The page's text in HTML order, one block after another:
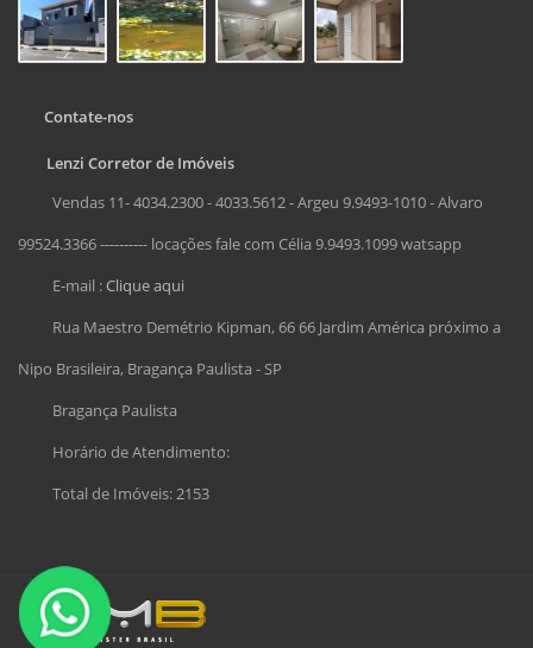
Contate-nos
Lenzi Corretor de Imóveis
Vendas 11- 4034.2300 - 4033.5612 - Argeu 9.9493-1010 - Alvaro
99524.3366 ---------- locações fale com Célia 9.9493.1099 watsapp
E-mail :Clique aqui
Rua Maestro Demétrio Kipman, 66 66 Jardim América próximo a
Nipo Brasileira, Bragança Paulista - SP
Bragança Paulista
Horário de Atendimento:
Total de Imóveis: 2153